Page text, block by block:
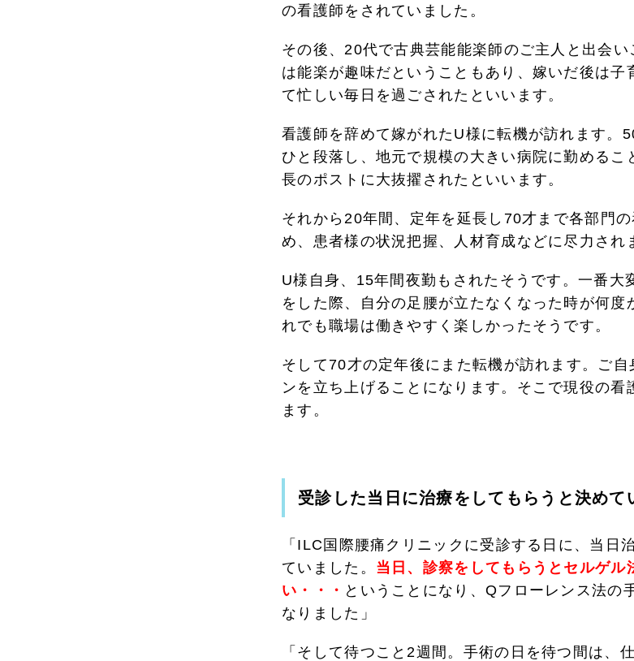
の看護師をされていました。
その後、20代で古典芸能能楽師のご主人と出会
は能楽が趣味だということもあり、嫁いだ後は子
て忙しい毎日を過ごされたといいます。
看護師を辞めて嫁がれたU様に転機が訪れます。
ひと段落し、地元で規模の大きい病院に勤めるこ
長のポストに大抜擢されたといいます。
それから20年間、定年を延長し70才まで各部門
め、患者様の状況把握、人材育成などに尽力され
U様自身、15年間夜勤もされたそうです。一番大
をした際、自分の足腰が立たなくなった時が何度
れでも職場は働きやすく楽しかったそうです。
そして70才の定年後にまた転機が訪れます。ご自
ンを立ち上げることになります。そこで現役の看
ます。
受診した当日に治療をしてもらうと決めて
「ILC国際腰痛クリニックに受診する日に、当日
ていました。 当日、診察をしてもらうとセルゲル
い・・・ ということになり、Qフローレンス法の
なりました」
「そして待つこと2週間。手術の日を待つ間は、